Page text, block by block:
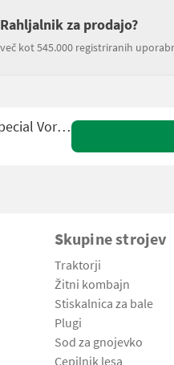
za prodajo?
kot 545.000 registriranih
Amazone Cenio 4000-2 Special Vorführ-Grubber
Skupine strojev
Traktorji
Žitni kombajn
Stiskalnica za bale
Plugi
Sod za gnojevko
Cepilnik lesa